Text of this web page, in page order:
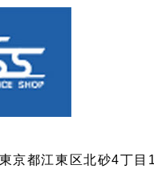
都江東区北砂4丁目